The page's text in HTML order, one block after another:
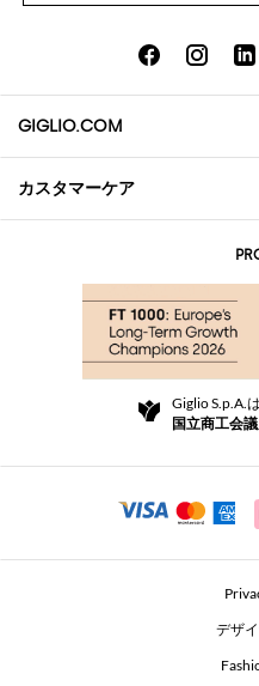
GIGLIO.COM
会社概要
Community Store
Beauty Seekers VIP Club
カスタマーケア
返品と返金
For a safe shopping experience
Security Communication
Giglio S.p.A.は
国立商工会
デザ